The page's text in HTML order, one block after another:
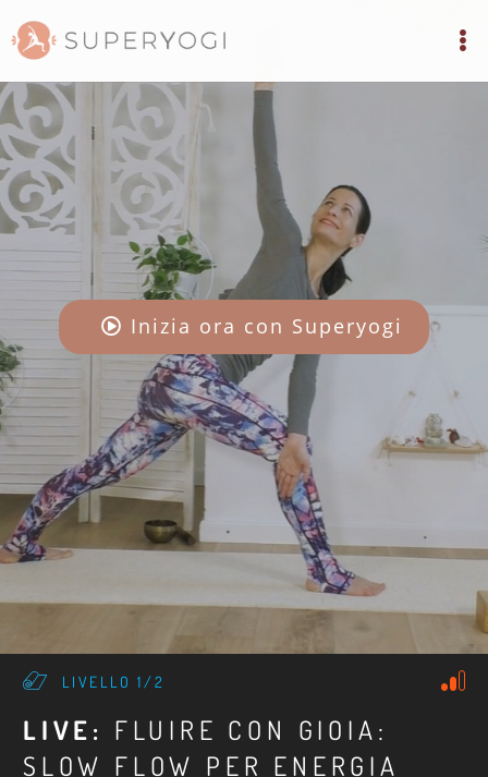
Inizia ora con Superyogi
LIVELLO 1/2
LIVE: FLUIRE CON GIOIA:
SLOW FLOW PER ENERGIA